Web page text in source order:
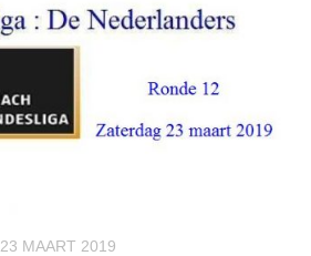
23 MAART 2019